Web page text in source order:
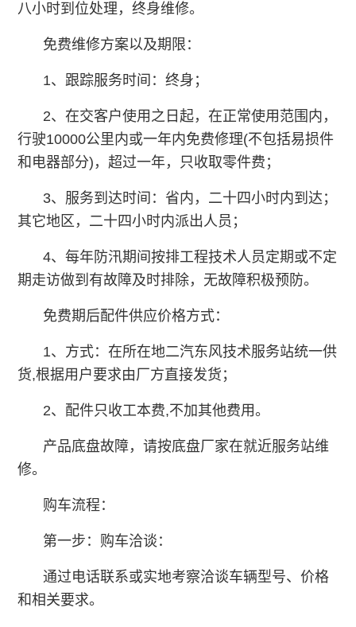
八小时到位处理，终身维修。
免费维修方案以及期限：
1、跟踪服务时间：终身；
2、在交客户使用之日起，在正常使用范围内，
行驶10000公里内或一年内免费修理(不包括易损件
和电器部分)，超过一年，只收取零件费；
3、服务到达时间：省内，二十四小时内到达；
其它地区，二十四小时内派出人员；
4、每年防汛期间按排工程技术人员定期或不定
期走访做到有故障及时排除，无故障积极预防。
免费期后配件供应价格方式：
1、方式：在所在地二汽东风技术服务站统一供
货,根据用户要求由厂方直接发货；
2、配件只收工本费,不加其他费用。
产品底盘故障，请按底盘厂家在就近服务站维
修。
购车流程：
第一步：购车洽谈：
通过电话联系或实地考察洽谈车辆型号、价格
和相关要求。